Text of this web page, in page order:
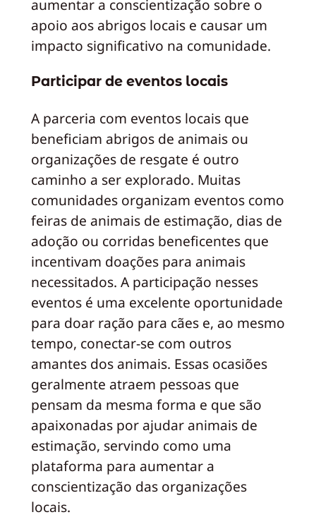
aumentar a conscientização sobre o
apoio aos abrigos locais e causar um
impacto significativo na comunidade.
Participar de eventos locais
A parceria com eventos locais que
beneficiam abrigos de animais ou
organizações de resgate é outro
caminho a ser explorado. Muitas
comunidades organizam eventos como
feiras de animais de estimação, dias de
adoção ou corridas beneficentes que
incentivam doações para animais
necessitados. A participação nesses
eventos é uma excelente oportunidade
para doar ração para cães e, ao mesmo
tempo, conectar-se com outros
amantes dos animais. Essas ocasiões
geralmente atraem pessoas que
pensam da mesma forma e que são
apaixonadas por ajudar animais de
estimação, servindo como uma
plataforma para aumentar a
conscientização das organizações
locais.